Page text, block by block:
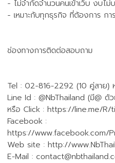
- ไม่จำกัดจำนวนคนเข้าเว็บ งบไม่
- เหมาะก้บทุกธุรกิจ ที่ต้องการ กา
ช่องทางการติดต่อสอบถาม
Tel : 02-816-2292 (10 คู่สาย)
Line Id : @NbThailand (มี@ ด้ว
หรือ Click : https://line.me/
Facebook :
https://www.facebook.com/
Web site : http://
E-Mail :